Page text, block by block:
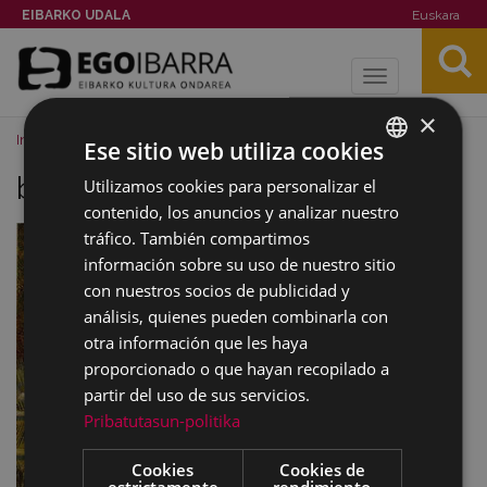
EIBARKO UDALA Euskara
Toggle
Inicio Noticias Imagenes beorlegui07.jpg
beorlegui07.jpg BASQUE
SPANISH
×
Ese sitio web utiliza cookies
Utilizamos cookies para personalizar el
contenido, los anuncios y analizar nuestro
tráfico. También compartimos
información sobre su uso de nuestro sitio
con nuestros socios de publicidad y
análisis, quienes pueden combinarla con
otra información que les haya
proporcionado o que hayan recopilado a
partir del uso de sus servicios.
Pribatutasun-politika
Cookies
Cookies de